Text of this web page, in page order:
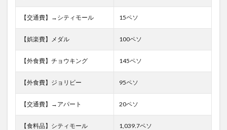
【交通費】→シティモール 15ペソ
【娯楽費】メダル 100ペソ
【外食費】チョウキング 145ペソ
【外食費】ジョリビー 95ペソ
【交通費】→アパート 20ペソ
【食料品】シティモール 1,039.7ペソ